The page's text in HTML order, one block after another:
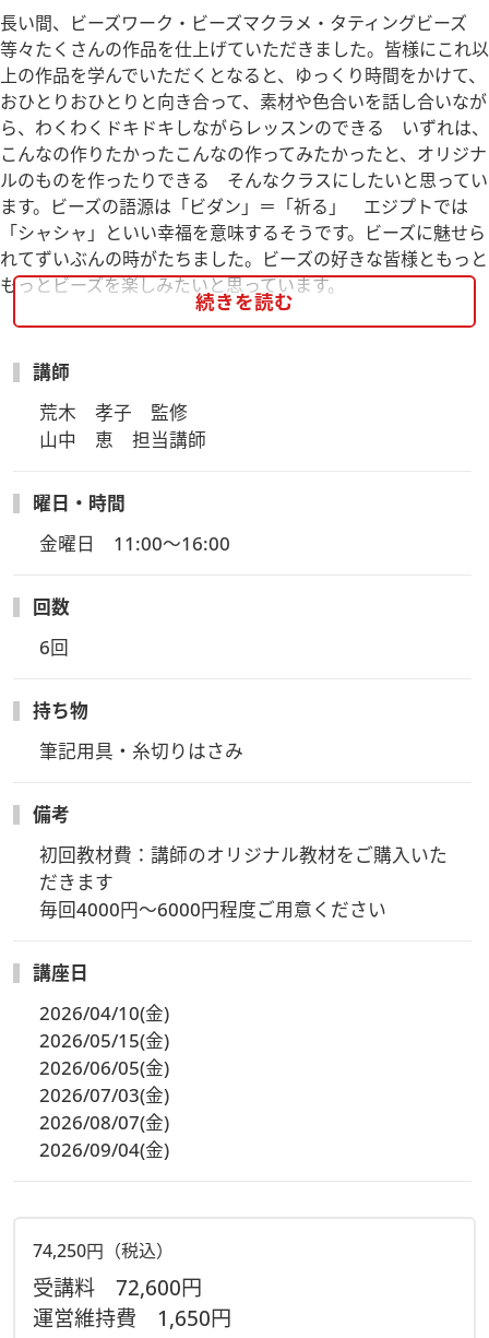
長い間、ビーズワーク・ビーズマクラメ・タティングビーズ
等々たくさんの作品を仕上げていただきました。皆様にこれ以
上の作品を学んでいただくとなると、ゆっくり時間をかけて、
おひとりおひとりと向き合って、素材や色合いを話し合いなが
ら、わくわくドキドキしながらレッスンのできる いずれは、
こんなの作りたかったこんなの作ってみたかったと、オリジナ
ルのものを作ったりできる そんなクラスにしたいと思ってい
ます。ビーズの語源は「ビダン」＝「祈る」 エジプトでは
「シャシャ」といい幸福を意味するそうです。ビーズに魅せら
れてずいぶんの時がたちました。ビーズの好きな皆様ともっと
もっとビーズを楽しみたいと思っています。
新入生講座内容：講師のオリジナルカリキュラムで進みます
続きを読む
講師
荒木　孝子　監修
山中　恵　担当講師
曜日・時間
金曜日　11:00～16:00
回数
6回
持ち物
筆記用具・糸切りはさみ
備考
初回教材費：講師のオリジナル教材をご購入いた
だきます
毎回4000円～6000円程度ご用意ください
講座日
2026/04/10(金)
2026/05/15(金)
2026/06/05(金)
2026/07/03(金)
2026/08/07(金)
2026/09/04(金)
74,250円（税込）
受講料 72,600円
運営維持費 1,650円